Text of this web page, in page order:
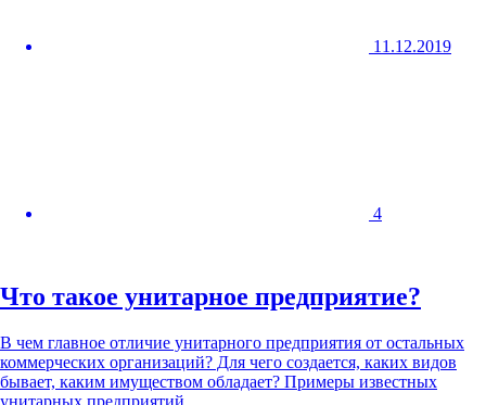
11.12.2019
4
Что такое унитарное предприятие?
В чем главное отличие унитарного предприятия от остальных
коммерческих организаций? Для чего создается, каких видов
бывает, каким имуществом обладает? Примеры известных